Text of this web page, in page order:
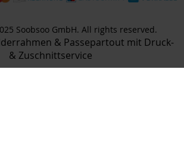
Soobsoo GmbH. All rights reserved.
& Passepartout mit Druck-
& Zuschnittservice